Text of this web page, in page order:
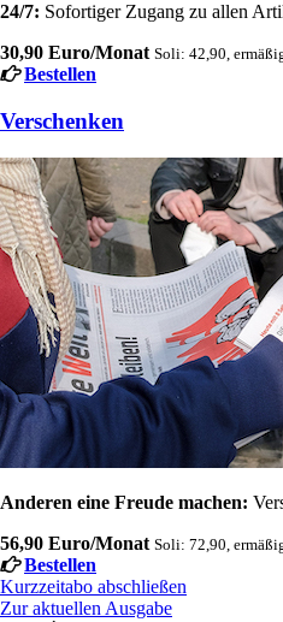
24/7: Sofortiger Zugang zu allen
30,90 Euro/Monat Soli: 42,90,
Bestellen
Verschenken
Anderen eine Freude machen:
56,90 Euro/Monat Soli: 72,90,
Bestellen
Kurzzeitabo abschließen
Zur aktuellen Ausgabe